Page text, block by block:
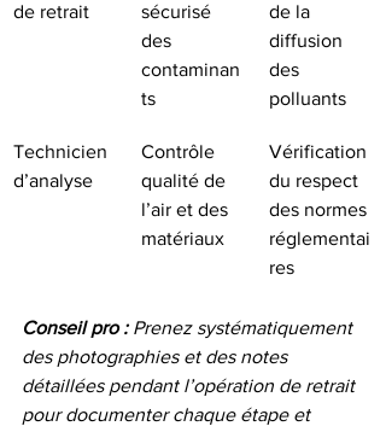
de retrait
sécurisé
des
contaminan
ts
de la
diffusion
des
polluants
Technicien
d’analyse
Contrôle
qualité de
l’air et des
matériaux
Vérification
du respect
des normes
réglementai
res
Conseil pro : Prenez systématiquement
des photographies et des notes
détaillées pendant l’opération de retrait
pour documenter chaque étape et